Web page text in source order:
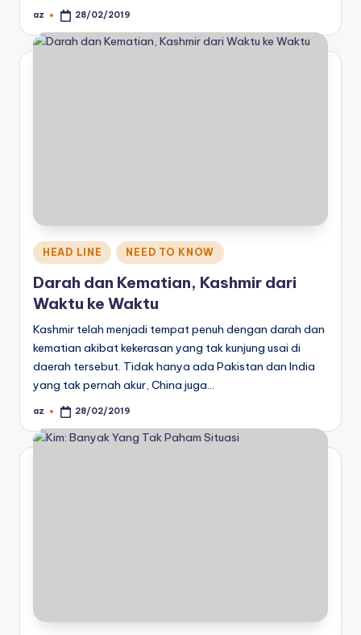
Posted
az 28/02/2019
Posted
in
HEAD LINE NEED TO KNOW
Darah dan Kematian, Kashmir dari
Waktu ke Waktu
Kashmir telah menjadi tempat penuh dengan darah dan
kematian akibat kekerasan yang tak kunjung usai di
daerah tersebut. Tidak hanya ada Pakistan dan India
yang tak pernah akur, China juga…
Posted
az 28/02/2019